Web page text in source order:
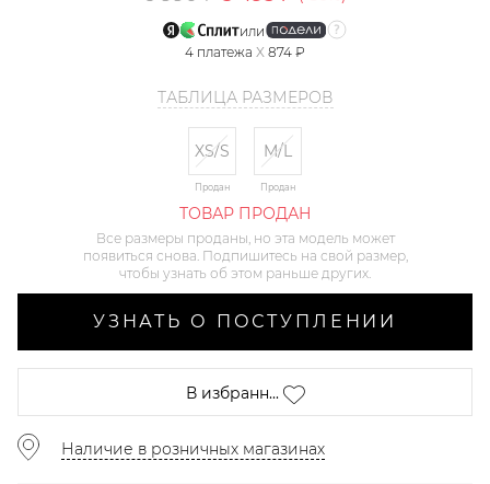
или
4 платежа X 874 ₽
ТАБЛИЦА РАЗМЕРОВ
XS/S
Продан
M/L
Продан
ТОВАР ПРОДАН
Все размеры проданы, но эта модель может
появиться снова. Подпишитесь на свой размер,
чтобы узнать об этом раньше других.
УЗНАТЬ О ПОСТУПЛЕНИИ
В избранн...
Наличие в розничных магазинах